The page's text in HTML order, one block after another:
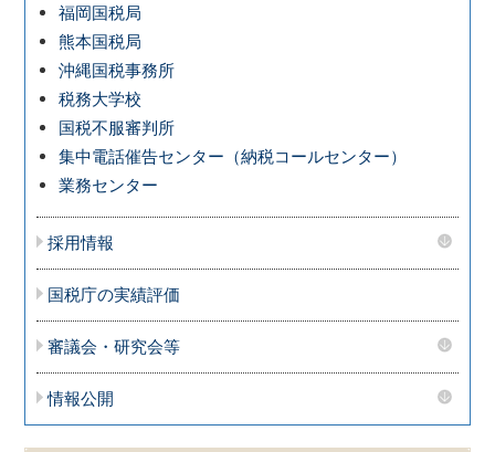
福岡国税局
熊本国税局
沖縄国税事務所
税務大学校
国税不服審判所
集中電話催告センター（納税コールセンター）
業務センター
採用情報
国税庁の実績評価
審議会・研究会等
情報公開